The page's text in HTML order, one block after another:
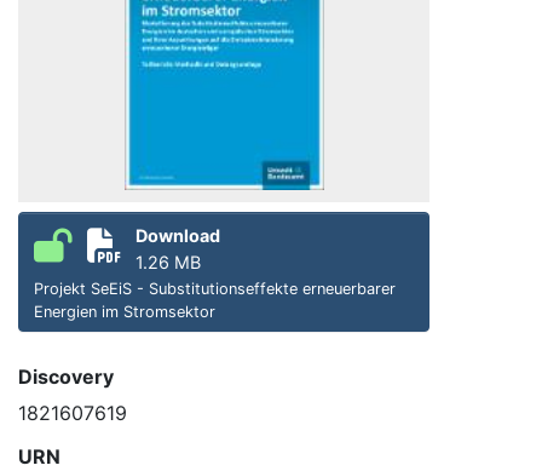
Download
1.26 MB
Projekt SeEiS - Substitutionseffekte erneuerbarer
Energien im Stromsektor
Discovery
1821607619
URN